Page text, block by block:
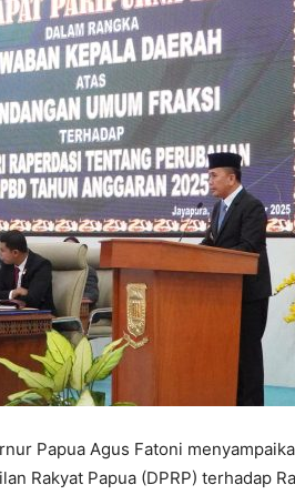
Papua Agus Fatoni
Rakyat Papua (DPRP) terhadap